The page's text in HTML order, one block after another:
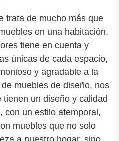
trata de mucho más que
en una habitación.
tiene en cuenta y
únicas de cada espacio,
y agradable a la
muebles de diseño, nos
un diseño y calidad
con un estilo atemporal,
muebles que no solo